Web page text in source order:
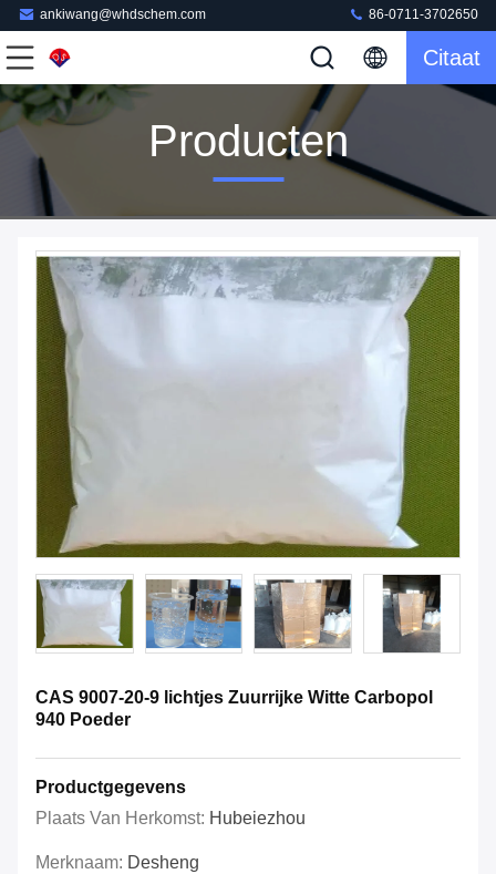
ankiwang@whdschem.com 86-0711-3702650
Citaat
Producten
CAS 9007-20-9 lichtjes Zuurrijke Witte Carbopol
940 Poeder
Productgegevens
Plaats Van Herkomst: Hubeiezhou
Merknaam: Desheng